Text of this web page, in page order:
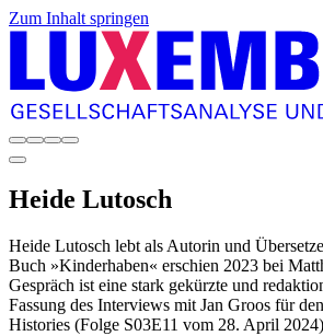
Zum Inhalt springen
Heide Lutosch
Heide Lutosch lebt als Autorin und
Buch »Kinderhaben« erschien 2023 bei
Gespräch ist eine stark gekürzte und
Fassung des Interviews mit Jan Groos für
Histories (Folge S03E11 vom 28. April